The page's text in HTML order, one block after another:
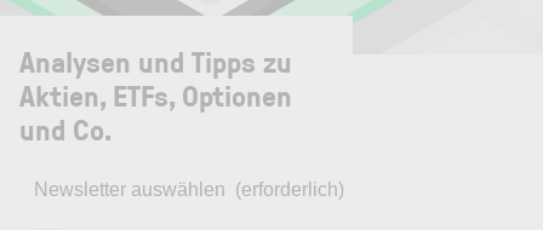
Analysen und Tipps zu
Aktien, ETFs, Optionen
und Co.
Newsletter auswählen (erforderlich)